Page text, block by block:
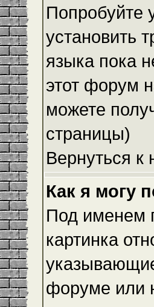
Попробуйте
установить
языка пока
этот форум
можете
страницы)
Вернуться к
Как я могу
Под именем
картинка
форуме или